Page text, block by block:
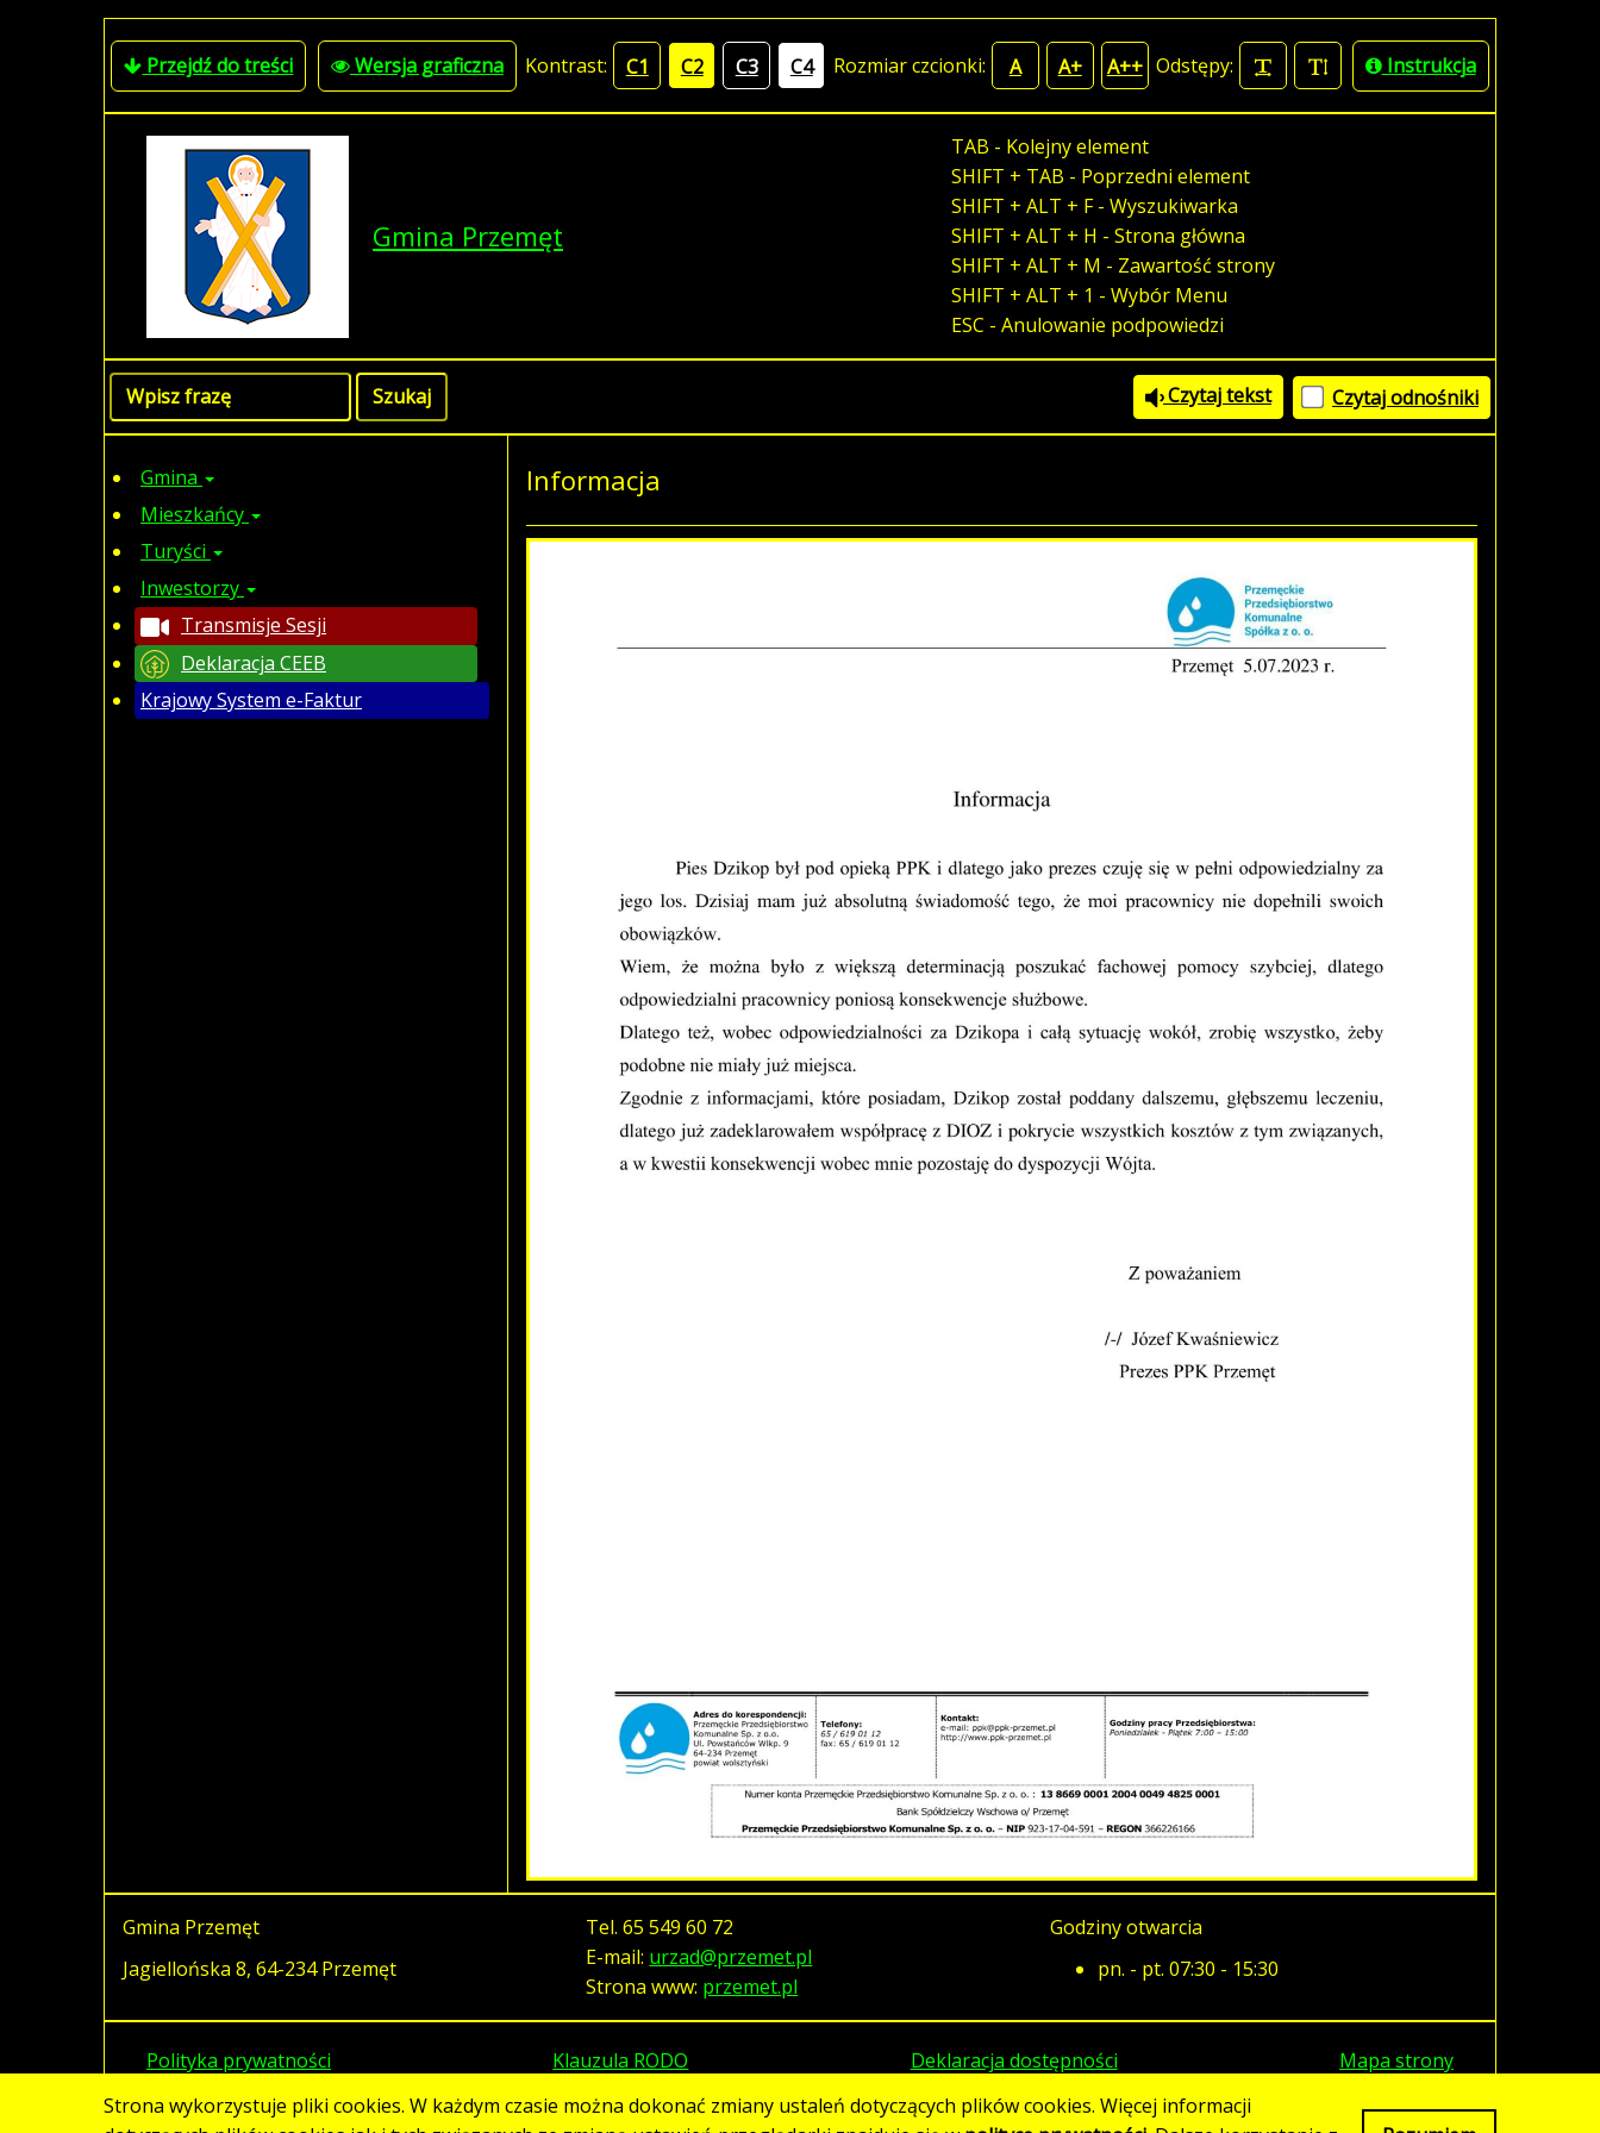
Przejdź do treści Wersja graficzna Kontrast: C1 C2 C3 C4 Rozmiar czcionki: A A+ A++ Odstępy: Instrukcja
Gmina Przemęt
TAB - Kolejny element
SHIFT + TAB - Poprzedni element
SHIFT + ALT + F - Wyszukiwarka
SHIFT + ALT + H - Strona główna
SHIFT + ALT + M - Zawartość strony
SHIFT + ALT + 1 - Wybór Menu
ESC - Anulowanie podpowiedzi
Czytaj tekst Czytaj odnośniki
Gmina
Mieszkańcy
Turyści
Inwestorzy
Transmisje Sesji
Deklaracja CEEB
Krajowy System e-Faktur
Informacja
Gmina Przemęt
Jagiellońska 8, 64-234 Przemęt
Tel.65 549 60 72
E-mail: urzad@przemet.pl
Strona www: przemet.pl
Godziny otwarcia
pn. - pt. 07:30 - 15:30
Polityka prywatności Klauzula RODO Deklaracja dostępności Mapa strony
Strona wykorzystuje pliki cookies. W każdym czasie można dokonać zmiany ustaleń dotyczących plików cookies. Więcej informacji